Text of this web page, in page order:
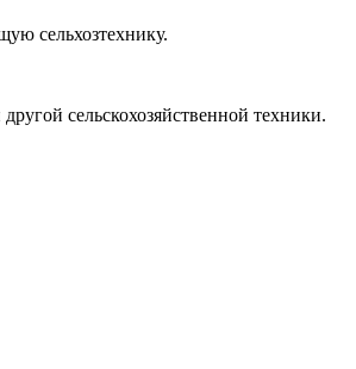
сельхозтехнику.
сельскохозяйственной техники.